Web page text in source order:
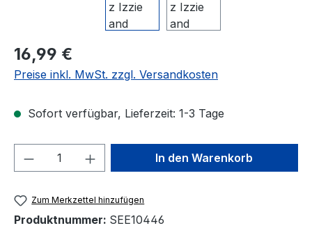
Regulärer Preis:
16,99 €
Preise inkl. MwSt. zzgl. Versandkosten
Sofort verfügbar, Lieferzeit: 1-3 Tage
Produkt Anzahl: Gib denIn den Warenkorb
Zum Merkzettel hinzufügen
Produktnummer: SEE10446